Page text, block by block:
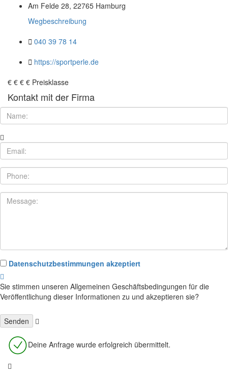
Am Felde 28, 22765 Hamburg
Wegbeschreibung
040 39 78 14
https://sportperle.de
€ € € € Preisklasse
Kontakt mit der Firma
Datenschutzbestimmungen akzeptiert
Sie stimmen unseren Allgemeinen Geschäftsbedingungen für die
Veröffentlichung dieser Informationen zu und akzeptieren sie?
Deine Anfrage wurde erfolgreich übermittelt.